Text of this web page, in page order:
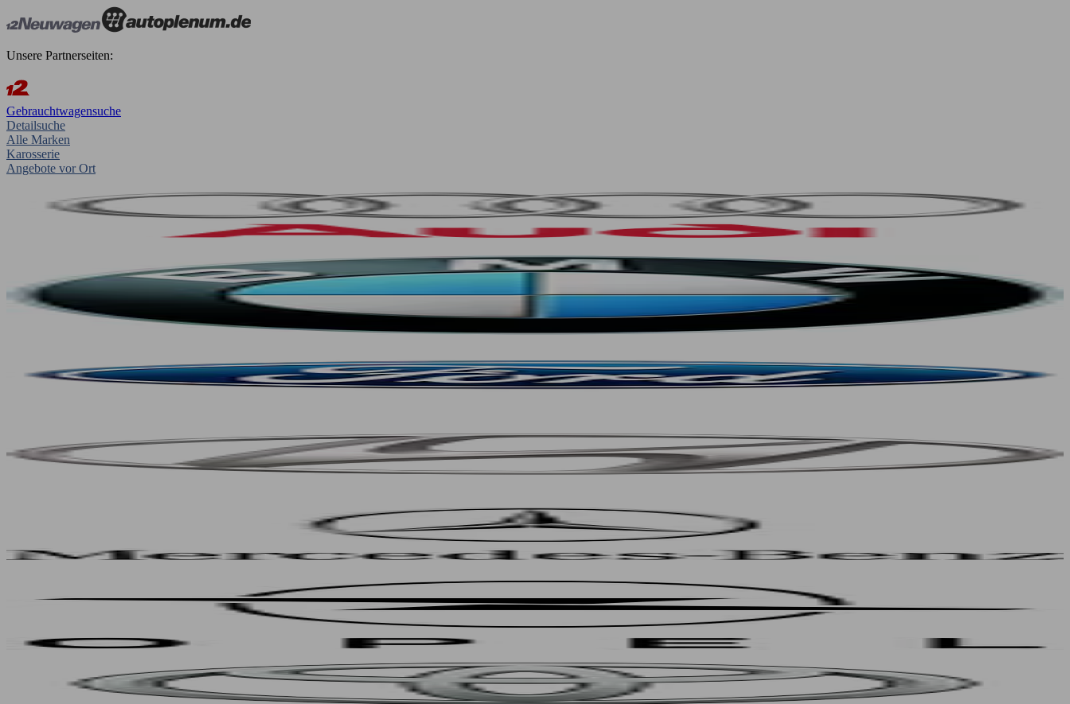
Unsere Partnerseiten:
Gebrauchtwagensuche
Detailsuche
Alle Marken
Karosserie
Angebote vor Ort